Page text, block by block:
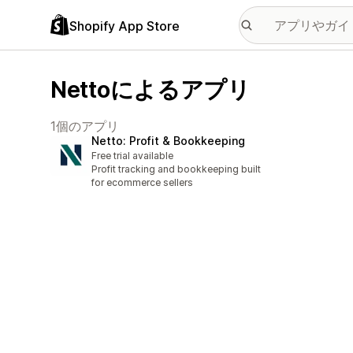
Shopify App Store
Nettoによるアプリ
1個のアプリ
Netto: Profit & Bookkeeping
Free trial available
Profit tracking and bookkeeping built
for ecommerce sellers